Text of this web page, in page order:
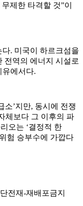
제한 타격할 것”이
. 미국이 하르크섬을
전역의 에너지 시설로
유에서다.
소’지만, 동시에 전쟁
체보다 그 이후의 파
오는 ‘결정적 한
험 승부수에 가깝다
전재-재배포금지